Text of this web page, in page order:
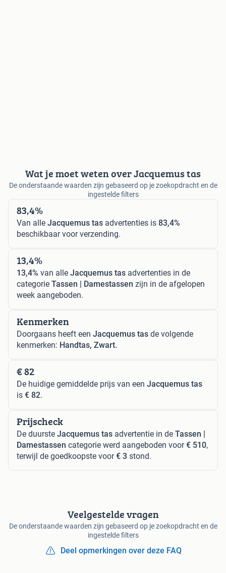
Wat je moet weten over Jacquemus tas
De onderstaande waarden zijn gebaseerd op je zoekopdracht en de
ingestelde filters
83,4%
Van alle Jacquemus tas advertenties is 83,4%
beschikbaar voor verzending.
13,4%
13,4% van alle Jacquemus tas advertenties in de
categorie Tassen | Damestassen zijn in de afgelopen
week aangeboden.
Kenmerken
Doorgaans heeft een Jacquemus tas de volgende
kenmerken: Handtas, Zwart.
€ 82
De huidige gemiddelde prijs van een Jacquemus tas
is € 82.
Prijscheck
De duurste Jacquemus tas advertentie in de Tassen |
Damestassen categorie werd aangeboden voor€ 510,
terwijl de goedkoopste voor€ 3 stond.
Veelgestelde vragen
De onderstaande waarden zijn gebaseerd op je zoekopdracht en de
ingestelde filters
Deel opmerkingen over deze FAQ